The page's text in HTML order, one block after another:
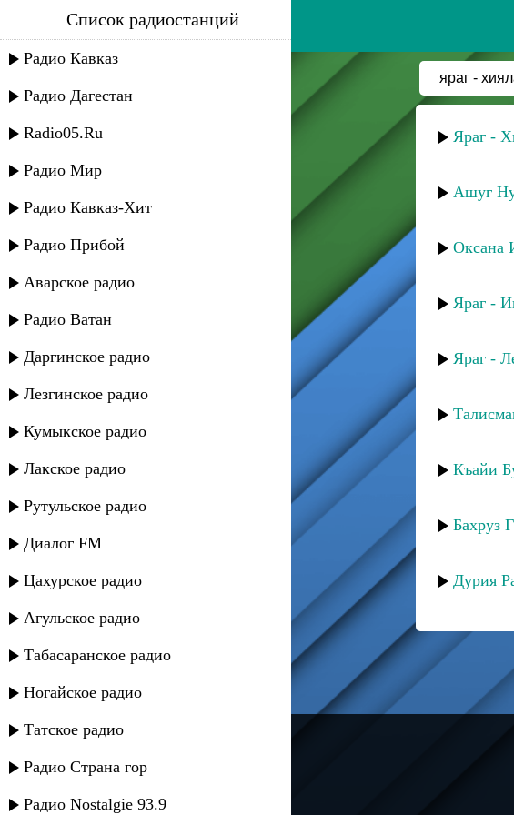
яраг - хиялар
Список радиостанций
Радио Кавказ
Радио Дагестан
Radio05.Ru
Радио Мир
Радио Кавказ-Хит
Радио Прибой
Аварское радио
Радио Ватан
Даргинское радио
Лезгинское радио
Кумыкское радио
Лакское радио
Рутульское радио
Диалог FM
Цахурское радио
Агульское радио
Табасаранское радио
Ногайское радио
Татское радио
Радио Страна гор
Радио Nostalgie 93.9
Яраг -
Ашуг
Оксана
Яраг -
Яраг -
Къайи
Бахруз
Дурия
---
Русское радио